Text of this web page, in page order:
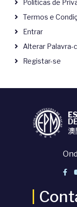
Políticas de
Termos e
Entrar
Alterar Palavra-
Registar-se